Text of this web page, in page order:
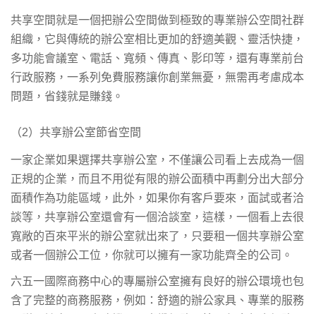
共享空間就是一個把辦公空間做到極致的專業辦公空間社群
組織，它與傳統的辦公室相比更加的舒適美觀、靈活快捷，
多功能會議室、電話、寬頻、傳真、影印等，還有專業前台
行政服務，一系列免費服務讓你創業無憂，無需再考慮成本
問題，省錢就是賺錢。
（2）共享辦公室節省空間
一家企業如果選擇共享辦公室，不僅讓公司看上去成為一個
正規的企業，而且不用從有限的辦公面積中再劃分出大部分
面積作為功能區域，此外，如果你有客戶要來，面試或者洽
談等，共享辦公室還會有一個洽談室，這樣，一個看上去很
寬敞的百來平米的辦公室就出來了，只要租一個共享辦公室
或者一個辦公工位，你就可以擁有一家功能齊全的公司。
六五一國際商務中心的專屬辦公室擁有良好的辦公環境也包
含了完整的商務服務，例如：舒適的辦公家具、專業的服務